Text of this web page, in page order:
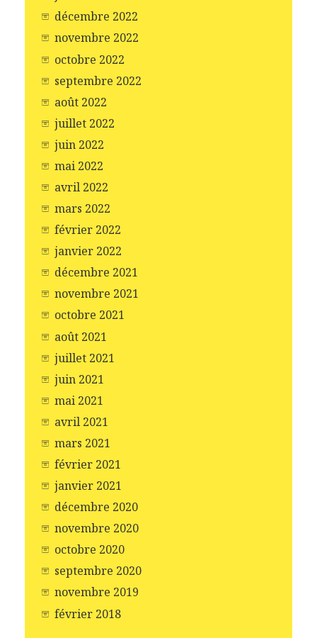
décembre 2022
novembre 2022
octobre 2022
septembre 2022
août 2022
juillet 2022
juin 2022
mai 2022
avril 2022
mars 2022
février 2022
janvier 2022
décembre 2021
novembre 2021
octobre 2021
août 2021
juillet 2021
juin 2021
mai 2021
avril 2021
mars 2021
février 2021
janvier 2021
décembre 2020
novembre 2020
octobre 2020
septembre 2020
novembre 2019
février 2018